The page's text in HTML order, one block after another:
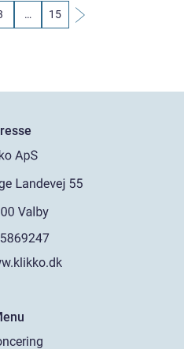
… 15